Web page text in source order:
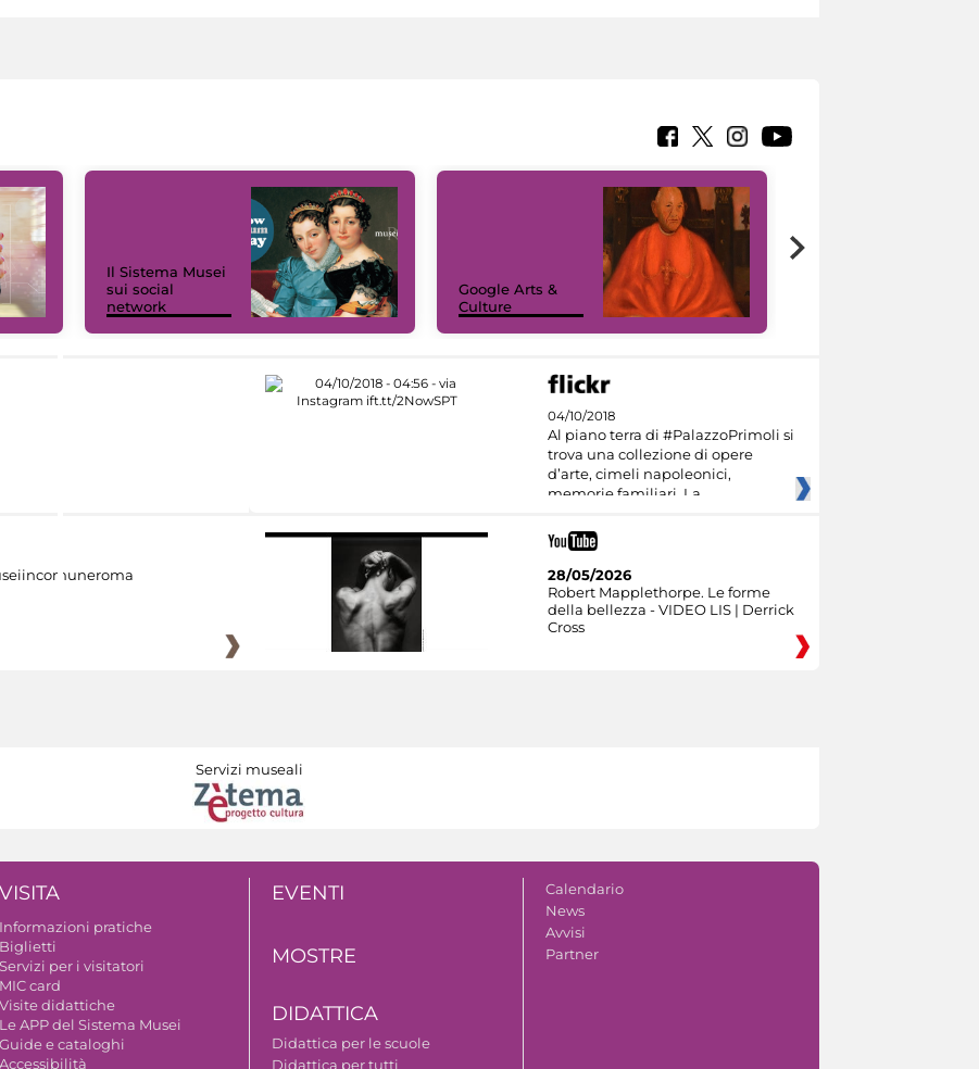
Il Sistema Musei
sui social
network
Google Arts &
Culture
04/10/2018
Al piano terra di #PalazzoPrimoli si
trova una collezione di opere
d’arte, cimeli napoleonici,
memorie familiari. La
28/05/2026
Robert Mapplethorpe. Le forme
della bellezza - VIDEO LIS | Derrick
Cross
Servizi museali
VISITA
Informazioni pratiche
Biglietti
Servizi per i visitatori
MIC card
Visite didattiche
Le APP del Sistema Musei
Guide e cataloghi
Accessibilità
EVENTI
MOSTRE
DIDATTICA
Didattica per le scuole
Didattica per tutti
Calendario
News
Avvisi
Partner